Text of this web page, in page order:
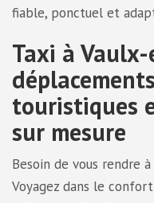
fiable, ponctuel et
Taxi à
touristiques
sur mesure
Besoin de vous rendre
Voyagez dans le